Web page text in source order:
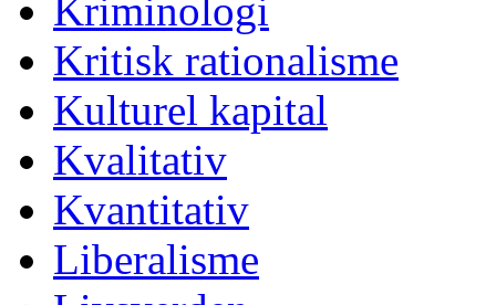
Kriminologi
Kritisk rationalisme
Kulturel kapital
Kvalitativ
Kvantitativ
Liberalisme